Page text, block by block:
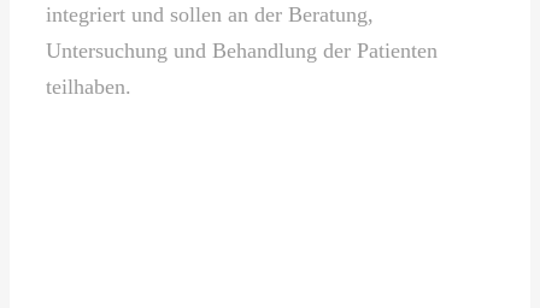
integriert und sollen an der Beratung,
Untersuchung und Behandlung der Patienten
teilhaben.